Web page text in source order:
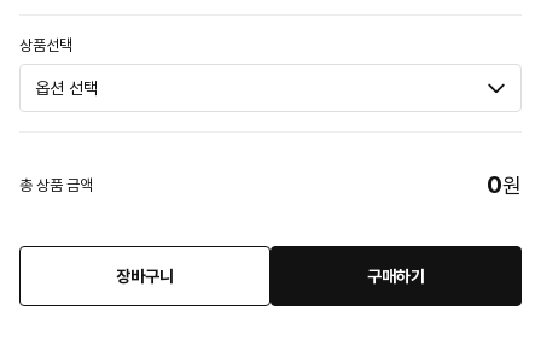
상품선택
총 상품 금액 0원
장바구니 구매하기